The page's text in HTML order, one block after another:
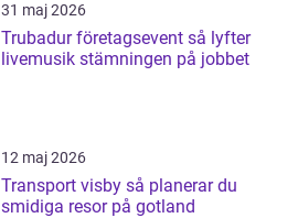
31 maj 2026
Trubadur företagsevent så lyfter
livemusik stämningen på jobbet
12 maj 2026
Transport visby så planerar du
smidiga resor på gotland